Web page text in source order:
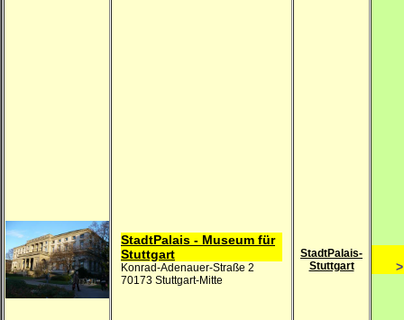
StadtPalais - Museum für
Stuttgart
Konrad-Adenauer-Straße 2
70173 Stuttgart-Mitte
StadtPalais-
Stuttgart